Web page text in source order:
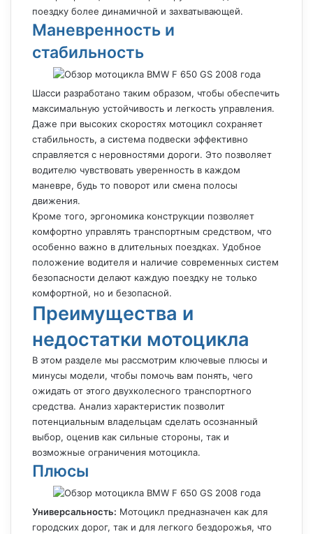
поездку более динамичной и захватывающей.
Маневренность и
стабильность
Шасси разработано таким образом, чтобы обеспечить
максимальную устойчивость и легкость управления.
Даже при высоких скоростях мотоцикл сохраняет
стабильность, а система подвески эффективно
справляется с неровностями дороги. Это позволяет
водителю чувствовать уверенность в каждом
маневре, будь то поворот или смена полосы
движения.
Кроме того, эргономика конструкции позволяет
комфортно управлять транспортным средством, что
особенно важно в длительных поездках. Удобное
положение водителя и наличие современных систем
безопасности делают каждую поездку не только
комфортной, но и безопасной.
Преимущества и
недостатки мотоцикла
В этом разделе мы рассмотрим ключевые плюсы и
минусы модели, чтобы помочь вам понять, чего
ожидать от этого двухколесного транспортного
средства. Анализ характеристик позволит
потенциальным владельцам сделать осознанный
выбор, оценив как сильные стороны, так и
возможные ограничения мотоцикла.
Плюсы
Универсальность: Мотоцикл предназначен как для
городских дорог, так и для легкого бездорожья, что